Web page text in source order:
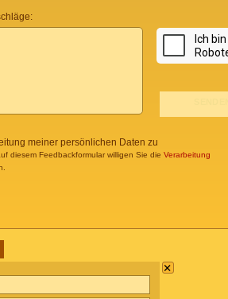
meiner persönlichen Daten zu
diesem Feedbackformular willigen Sie die Verarbeitung
×